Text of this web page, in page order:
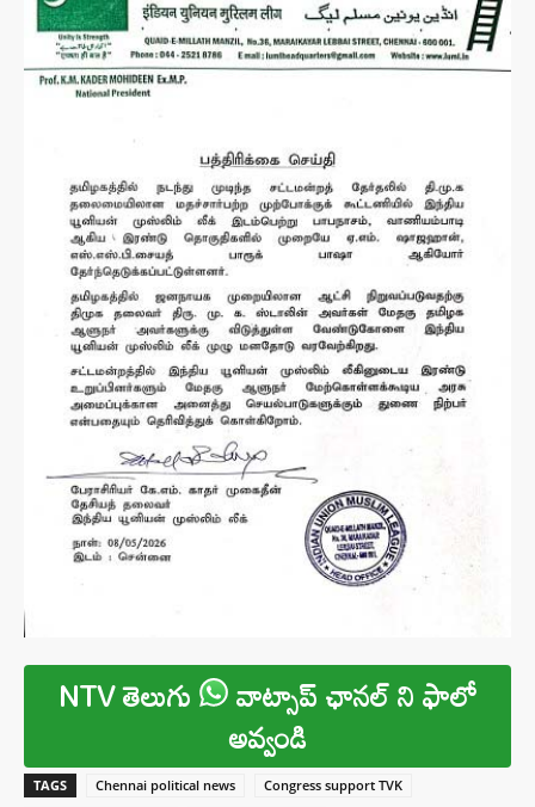
NTV తెలుగు వాట్సాప్ ఛానల్ ని ఫాలో
అవ్వండి
TAGS Chennai political news
Congress support TVK